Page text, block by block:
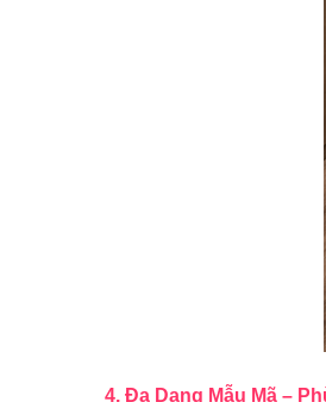
4. Đa Dạng Mẫu Mã –